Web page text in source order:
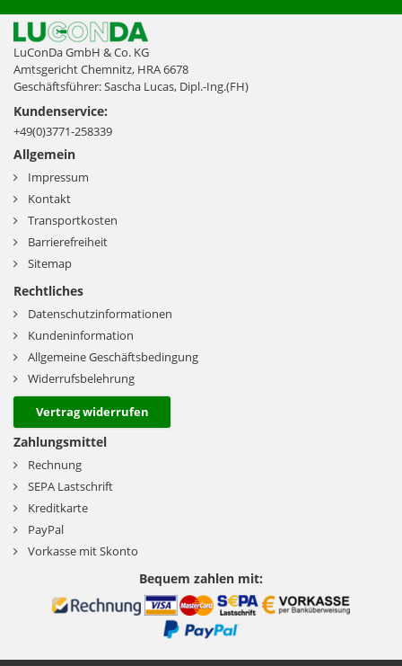
LuConDa GmbH & Co. KG
Amtsgericht Chemnitz, HRA 6678
Geschäftsführer: Sascha Lucas, Dipl.-Ing.(FH)
Kundenservice:
+49(0)3771-258339
Allgemein
Impressum
Kontakt
Transportkosten
Barrierefreiheit
Sitemap
Rechtliches
Datenschutzinformationen
Kundeninformation
Allgemeine Geschäftsbedingung
Widerrufsbelehrung
Vertrag widerrufen
Zahlungsmittel
Rechnung
SEPA Lastschrift
Kreditkarte
PayPal
Vorkasse mit Skonto
Bequem zahlen mit: